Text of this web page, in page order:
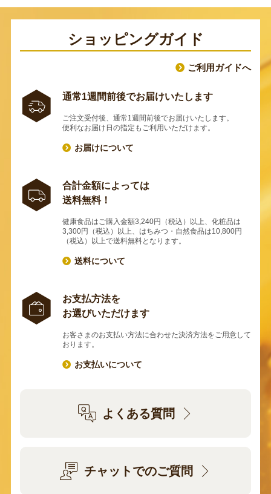
ショッピングガイド
ご利用ガイドへ
通常1週間前後でお届けいたします
ご注文受付後、通常1週間前後でお届けいたします。
便利なお届け日の指定もご利用いただけます。
お届けについて
合計金額によっては
送料無料！
健康食品はご購入金額3,240円（税込）以上、化粧品は
3,300円（税込）以上、はちみつ・自然食品は10,800円
（税込）以上で送料無料となります。
送料について
お支払方法を
お選びいただけます
お客さまのお支払い方法に合わせた決済方法をご用意して
おります。
お支払いについて
よくある質問
チャットでのご質問